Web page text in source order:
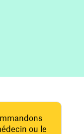
ou le